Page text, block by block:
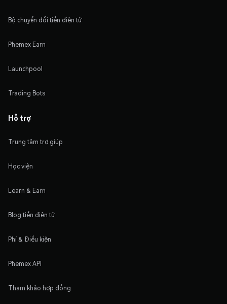
Bộ chuyển đổi tiền điện tử
Phemex Earn
Launchpool
Trading Bots
Hỗ trợ
Trung tâm trợ giúp
Học viện
Learn & Earn
Blog tiền điện tử
Phí & Điều kiện
Phemex API
Tham khảo hợp đồng